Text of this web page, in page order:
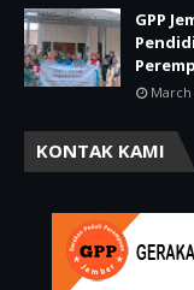
GPP
March
KONTAK KAMI